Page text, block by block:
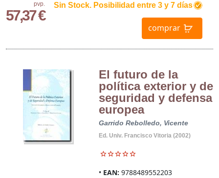
pvp.
57,37 €
Sin Stock. Posibilidad entre 3 y 7 días
comprar
El futuro de la
política exterior y de
seguridad y defensa
europea
Garrido Rebolledo, Vicente
Ed. Univ. Francisco Vitoria (2002)
EAN: 9788489552203